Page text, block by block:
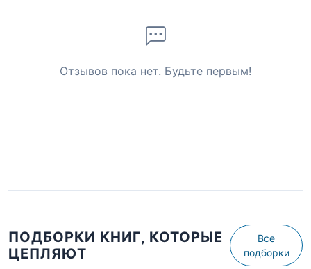
Отзывов пока нет. Будьте первым!
ПОДБОРКИ КНИГ, КОТОРЫЕ
ЦЕПЛЯЮТ
Все
подборки